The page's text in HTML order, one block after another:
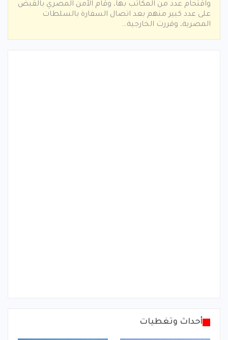
واقتحام عدد من المكاتب بها، وقام الأمن المصري بالقبض
على عدد كبير منهم بعد اتصال السفارة بالسلطات
المصرية، وقررت الخارجية…
أحداث وتغطيات